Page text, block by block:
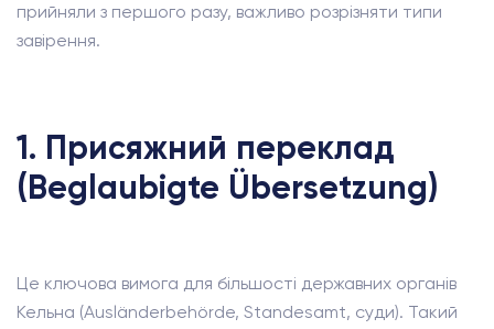
прийняли з першого разу, важливо розрізняти типи
завірення.
1. Присяжний переклад
(Beglaubigte Übersetzung)
Це ключова вимога для більшості державних органів
Кельна (Ausländerbehörde, Standesamt, суди). Такий